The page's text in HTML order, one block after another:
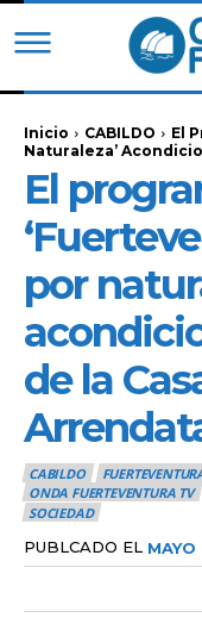
Inicio CABILDO
El
Naturaleza’
El
por
de la
CABILDO
ONDA FUERTEVENTURA TV
SOCIEDAD
PUBLCADO EL